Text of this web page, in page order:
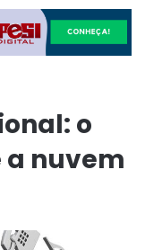
o
nuvem